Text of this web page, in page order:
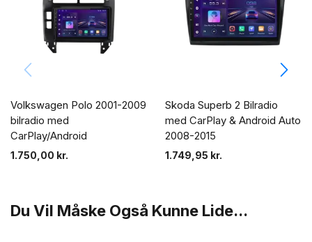
Volkswagen Polo 2001-2009
bilradio med
CarPlay/Android
1.750,00 kr.
Skoda Superb 2 Bilradio
med CarPlay & Android Auto
2008-2015
1.749,95 kr.
Du Vil Måske Også Kunne Lide...